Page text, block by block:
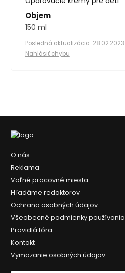
Objem
150 ml
Posledná aktualizácia: 28.02.2023
Nahlásiť chybu
O nás
Reklama
Voľné pracovné miesta
Hľadáme redaktorov
Ochrana osobných údajov
Všeobecné podmienky používania
Pravidlá fóra
Kontakt
Vymazanie osobných údajov